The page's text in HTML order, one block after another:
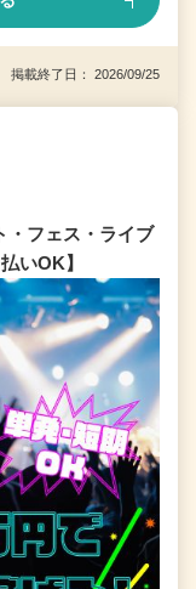
載終了日： 2026/09/25
・フェス・ライブ
いOK】